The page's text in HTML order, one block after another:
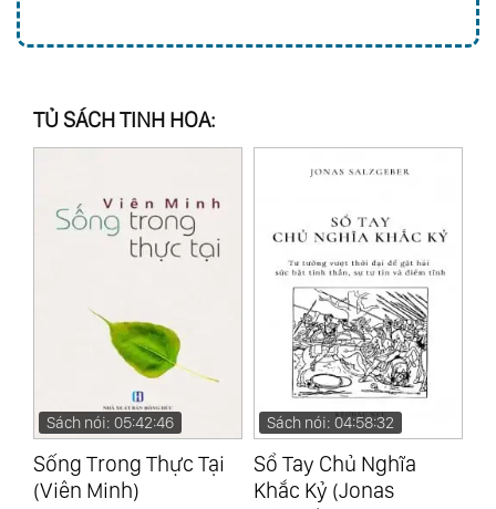
TỦ SÁCH TINH HOA:
Sách nói: 04:58:32
Sổ Tay Chủ Nghĩa
Khắc Kỷ (Jonas
Sách nói: 05:09:24
Seneca - Những Bức
Thư Đạo Đức (Lucius